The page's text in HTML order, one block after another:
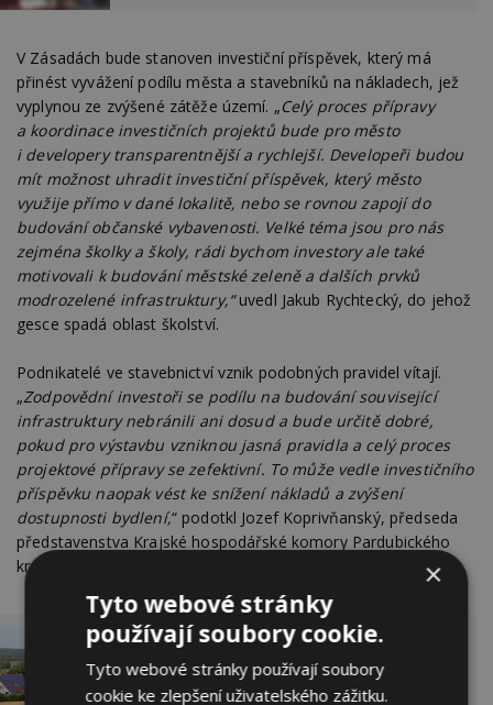
V Zásadách bude stanoven investiční příspěvek, který má
přinést vyvážení podílu města a stavebníků na nákladech, jež
vyplynou ze zvýšené zátěže území. „Celý proces přípravy
a koordinace investičních projektů bude pro město
i developery transparentnější a rychlejší. Developeři budou
mít možnost uhradit investiční příspěvek, který město
využije přímo v dané lokalitě, nebo se rovnou zapojí do
budování občanské vybavenosti. Velké téma jsou pro nás
zejména školky a školy, rádi bychom investory ale také
motivovali k budování městské zeleně a dalších prvků
modrozelené infrastruktury,“uvedl Jakub Rychtecký, do jehož
gesce spadá oblast školství.
Podnikatelé ve stavebnictví vznik podobných pravidel vítají.
„Zodpovědní investoři se podílu na budování související
infrastruktury nebránili ani dosud a bude určitě dobré,
pokud pro výstavbu vzniknou jasná pravidla a celý proces
projektové přípravy se zefektivní. To může vedle investičního
příspěvku naopak vést ke snížení nákladů a zvýšení
dostupnosti bydlení,“ podotkl Jozef Koprivňanský, předseda
představenstva Krajské hospodářské komory Pardubického
kraje.
Co se bude v obci stavět a jak postupovat při
domluvě s developery? Proces má být
transparentní
×
Tyto webové stránky
používají soubory cookie.
Tyto webové stránky používají soubory
cookie ke zlepšení uživatelského zážitku.